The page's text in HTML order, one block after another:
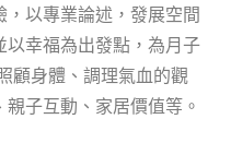
以專業論述，發展空間
幸福為出發點，為月子
顧身體、調理氣血的觀
子互動、家居價值等。